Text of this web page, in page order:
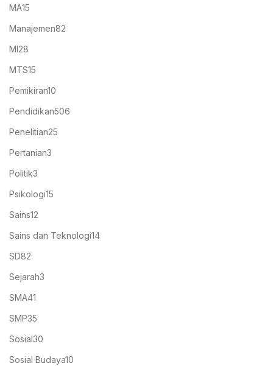
MA15
Manajemen82
MI28
MTS15
Pemikiran10
Pendidikan506
Penelitian25
Pertanian3
Politik3
Psikologi15
Sains12
Sains dan Teknologi14
SD82
Sejarah3
SMA41
SMP35
Sosial30
Sosial Budaya10